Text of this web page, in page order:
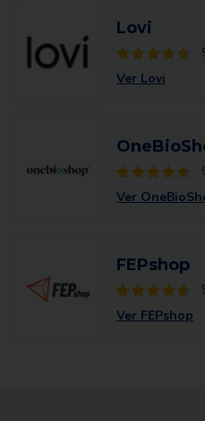
Lovi
Ver Lovi
Ver
FEPshop
Ver FEPshop